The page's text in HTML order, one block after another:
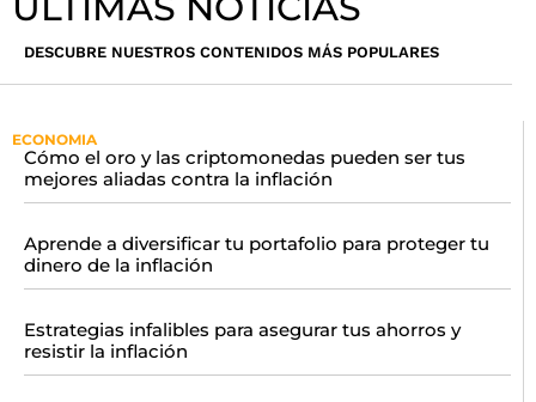
DESCUBRE NUESTROS CONTENIDOS MÁS POPULARES
ECONOMIA
Cómo el oro y las criptomonedas pueden ser tus
mejores aliadas contra la inflación
Aprende a diversificar tu portafolio para proteger tu
dinero de la inflación
Estrategias infalibles para asegurar tus ahorros y
resistir la inflación